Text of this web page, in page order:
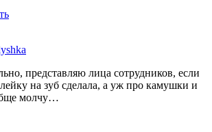
представляю лица сотрудников, если
на зуб сделала, а уж про камушки и
молчу…